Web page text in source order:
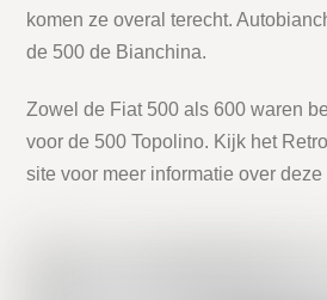
komen ze overal terecht.
de 500 de Bianchina.
Zowel de Fiat 500 als 600 waren
voor de 500 Topolino. Kijk het
site voor meer informatie over deze